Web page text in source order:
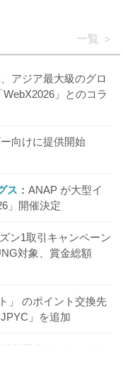
一覧
アジア最大級のグロ
」とのコラ
向けに提供開始
ス
ANAP が大型イ
」開催決定
ン1取引キャンペーン
対象、賞金総額
」 のポイント交換先
」を追加
託型円建てステーブル